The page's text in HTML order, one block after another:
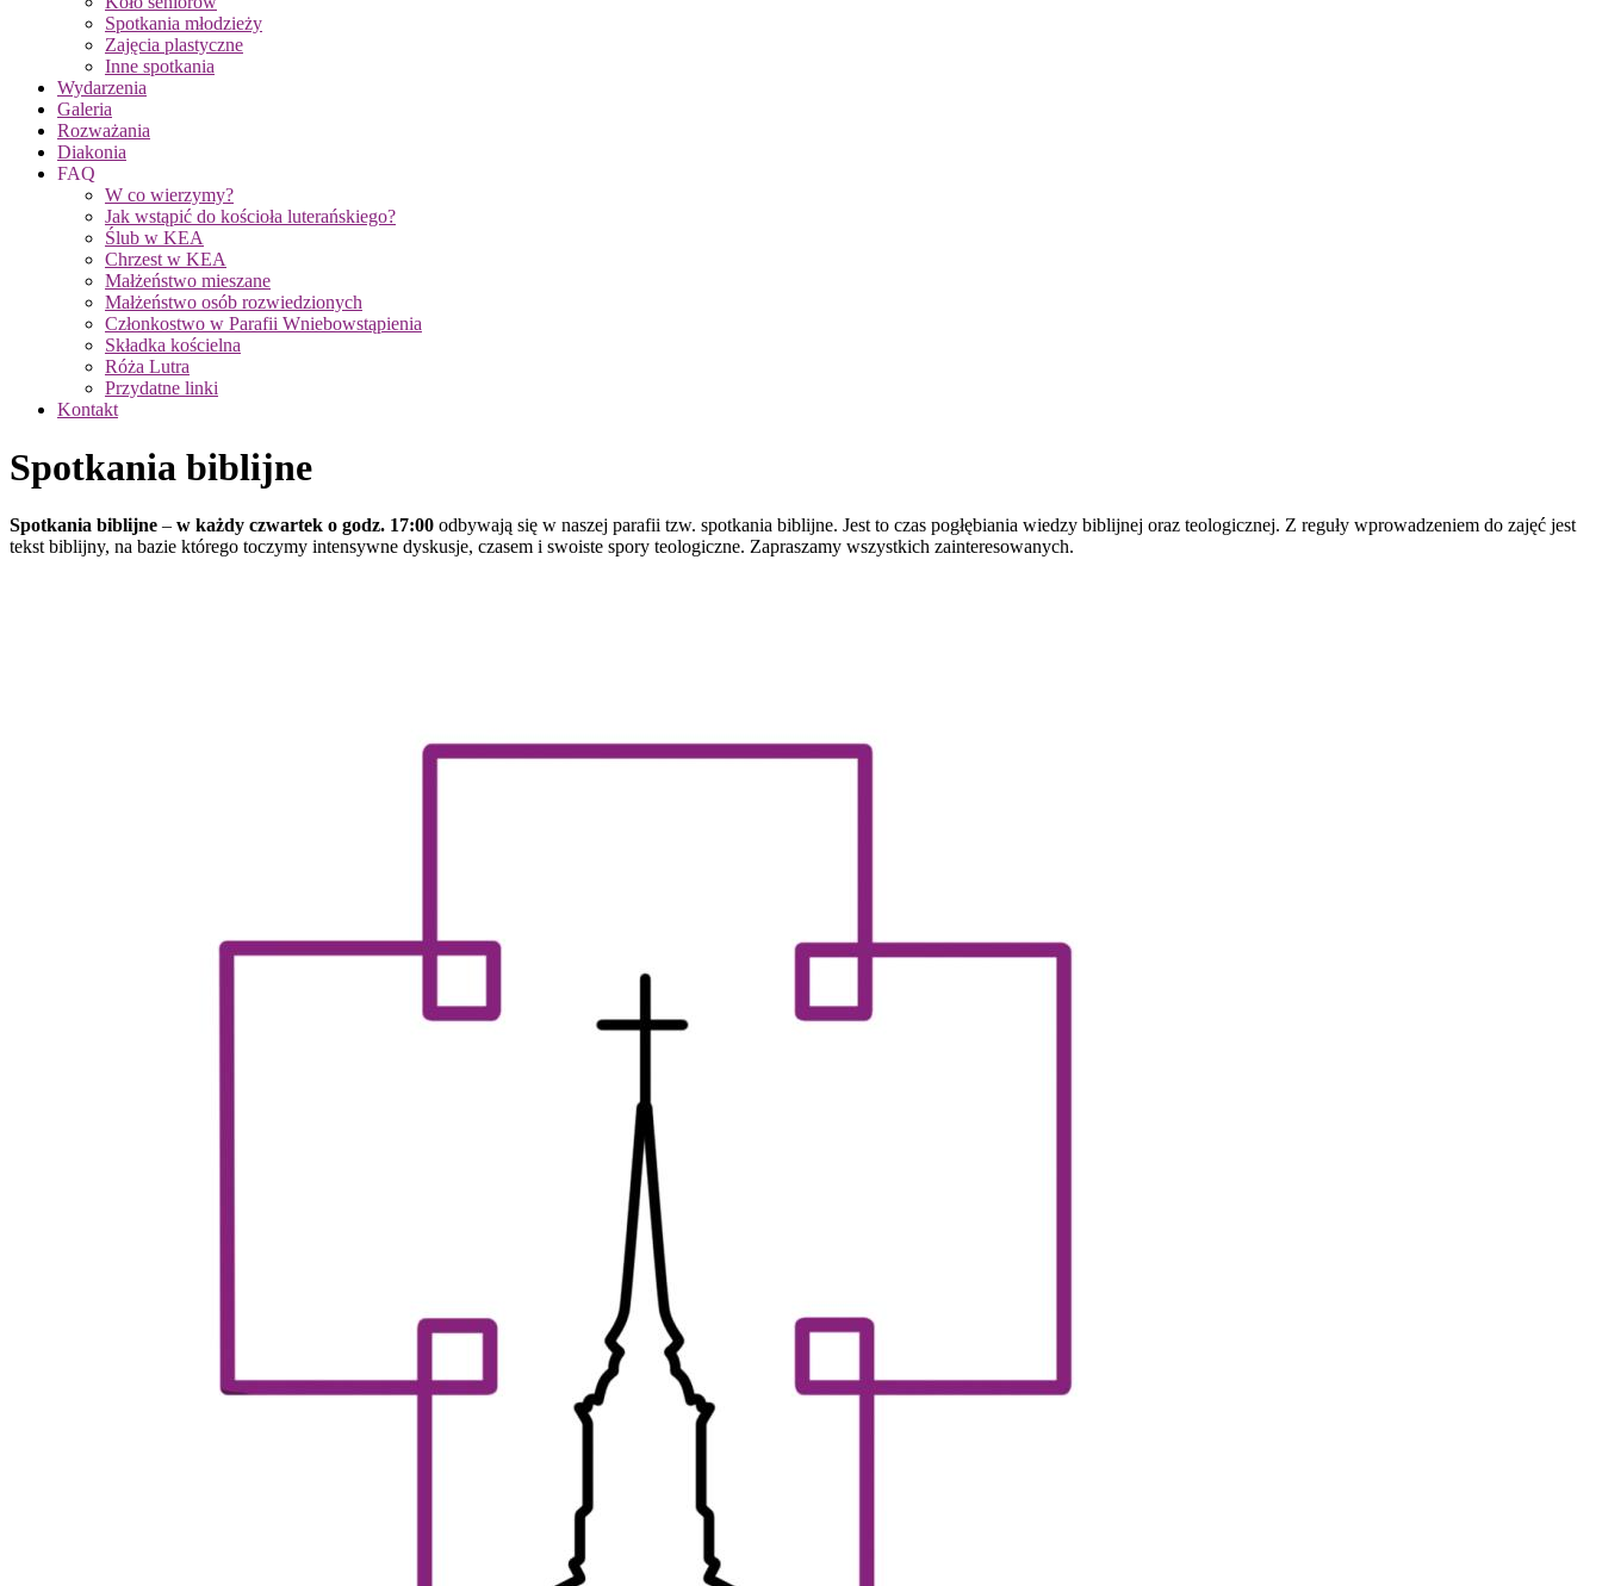
Spotkania młodzieży
Zajęcia plastyczne
Inne spotkania
Wydarzenia
Galeria
Rozważania
Diakonia
FAQ
W co wierzymy?
Jak wstąpić do kościoła luterańskiego?
Ślub w KEA
Chrzest w KEA
Małżeństwo mieszane
Małżeństwo osób rozwiedzionych
Członkostwo w Parafii Wniebowstąpienia
Składka kościelna
Róża Lutra
Przydatne linki
Kontakt
Spotkania biblijne
Spotkania biblijne – w każdy czwartek o godz. 17:00 odbywają się w naszej parafii tzw. spotkania biblijne. Jest to czas pogłębiania wiedzy biblijnej oraz teologicznej. Z reguły wprowadzeniem do zajęć jest
tekst biblijny, na bazie którego toczymy intensywne dyskusje, czasem i swoiste spory teologiczne. Zapraszamy wszystkich zainteresowanych.